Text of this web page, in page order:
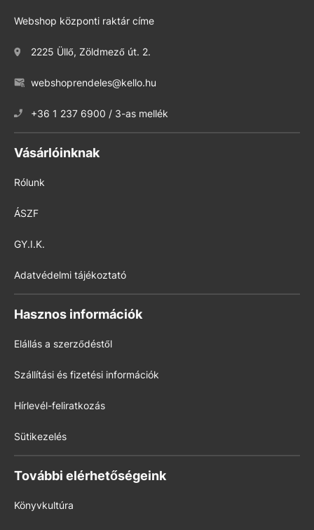
Webshop központi raktár címe
2225 Üllő, Zöldmező út. 2.
webshoprendeles@kello.hu
+36 1 237 6900 / 3-as mellék
Vásárlóinknak
Rólunk
ÁSZF
GY.I.K.
Adatvédelmi tájékoztató
Hasznos információk
Elállás a szerződéstől
Szállítási és fizetési információk
Hírlevél-feliratkozás
Sütikezelés
További elérhetőségeink
Könyvkultúra